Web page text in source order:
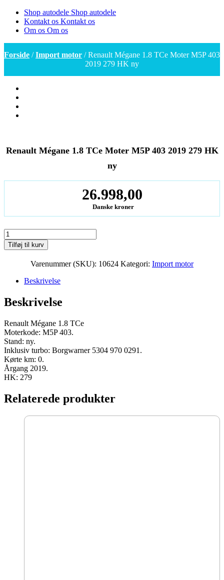
Shop autodele Shop autodele
Kontakt os Kontakt os
Om os Om os
Forside /Import motor / Renault Mégane 1.8 TCe Moter M5P 403
2019 279 HK ny
Renault Mégane 1.8 TCe Moter M5P 403 2019 279 HK
ny
26.998,00
Danske kroner
Renault
Mégane
1.8
279
ny
antal
Tilføj til kurv
Varenummer (SKU): 10624 Kategori: Import motor
Beskrivelse
Beskrivelse
Renault Mégane 1.8 TCe
Moterkode: M5P 403.
Stand: ny.
Inklusiv turbo: Borgwarner 5304 970 0291.
Kørte km: 0.
Årgang 2019.
HK: 279
Relaterede produkter